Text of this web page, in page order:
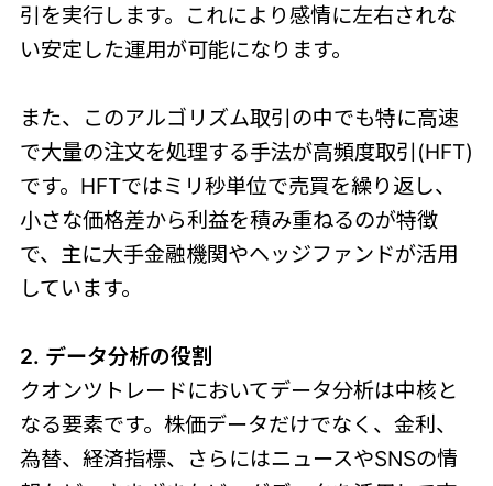
引を実行します。これにより感情に左右されな
い安定した運用が可能になります。
また、このアルゴリズム取引の中でも特に高速
で大量の注文を処理する手法が高頻度取引(HFT)
です。HFTではミリ秒単位で売買を繰り返し、
小さな価格差から利益を積み重ねるのが特徴
で、主に大手金融機関やヘッジファンドが活用
しています。
2. データ分析の役割
クオンツトレードにおいてデータ分析は中核と
なる要素です。株価データだけでなく、金利、
為替、経済指標、さらにはニュースやSNSの情